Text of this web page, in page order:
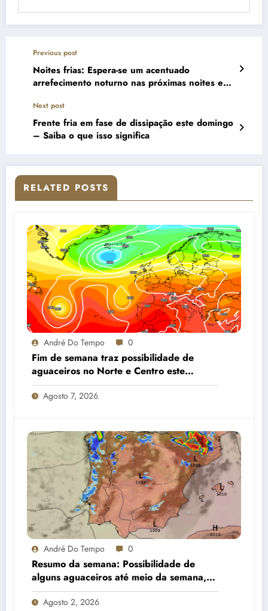
Previous post
Noites frias: Espera-se um acentuado
arrefecimento noturno nas próximas noites e
Next post
Frente fria em fase de dissipação este domingo
– Saiba o que isso significa
RELATED POSTS
André Do Tempo 0
Fim de semana traz possibilidade de
aguaceiros no Norte e Centro este
sábado e gradual descida das
temperaturas no domingo
Agosto 7, 2026
André Do Tempo 0
Resumo da semana: Possibilidade de
alguns aguaceiros até meio da semana,
estabilizando gradualmente e com alguma
nortada no litoral
Agosto 2, 2026